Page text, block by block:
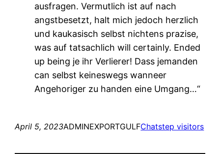
ausfragen. Vermutlich ist auf nach
angstbesetzt, halt mich jedoch herzlich
und kaukasisch selbst nichtens prazise,
was auf tatsachlich will certainly. Ended
up being je ihr Verlierer! Dass jemanden
can selbst keineswegs wanneer
Angehoriger zu handen eine Umgang…“
April 5, 2023ADMINEXPORTGULFChatstep visitors